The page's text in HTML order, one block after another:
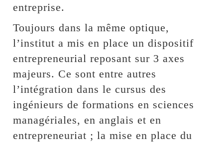
entreprise.
Toujours dans la même optique,
l’institut a mis en place un dispositif
entrepreneurial reposant sur 3 axes
majeurs. Ce sont entre autres
l’intégration dans le cursus des
ingénieurs de formations en sciences
managériales, en anglais et en
entrepreneuriat ; la mise en place du